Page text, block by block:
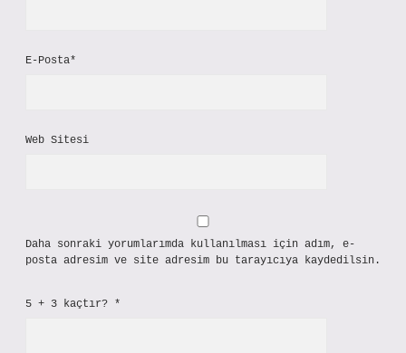
E-Posta*
Web Sitesi
Daha sonraki yorumlarımda kullanılması için adım, e-
posta adresim ve site adresim bu tarayıcıya kaydedilsin.
5 + 3 kaçtır? *